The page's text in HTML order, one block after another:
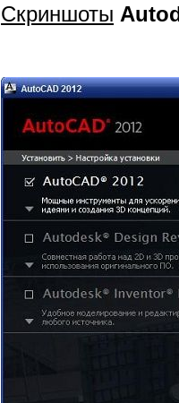
Скриншоты